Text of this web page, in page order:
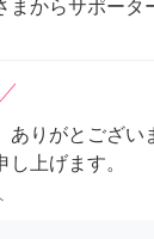
まからサポータ
ありがとござい
上げます。